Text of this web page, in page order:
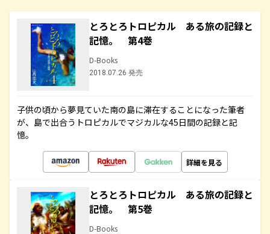
とろとろトロピカル ある旅の記録と
記憶。 第4巻
D-Books
2018.07.26 発売
子供の頃から夢見ていた南の島に滞在することになった筆者
が、島で出合うトロピカルでマジカルな45日間の記録と記
憶。
詳細を見る
とろとろトロピカル ある旅の記録と
記憶。 第5巻
D-Books